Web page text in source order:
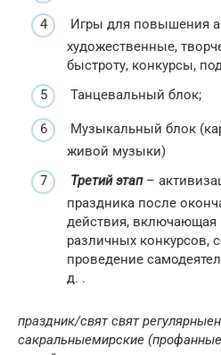
Игры для повышения
художественные,
быстроту, конкурсы,
Танцевальный блок;
Музыкальный блок
живой музыки)
Третий этап–
праздника после
действия, включающая
различных конкурсов,
проведение
д. .
праздник/святсвятрегулярные
сакральныемирские